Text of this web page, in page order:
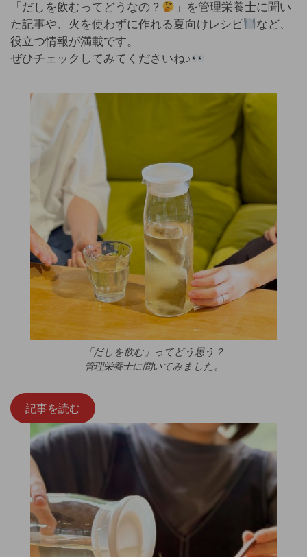
「だしを飲むってどうなの？
」を管理栄養士に聞い
た記事や、火を使わずに作れる夏向けレシピ
など、
役立つ情報が満載です。
ぜひチェックしてみてくださいね♪
「だしを飲む」ってどう思う？
管理栄養士に聞いてみました。
記事を読む